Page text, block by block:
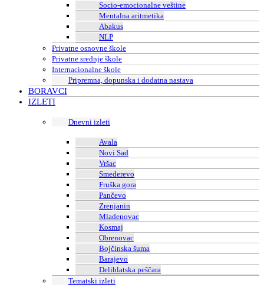
Socio-emocionalne veštine
Mentalna aritmetika
Abakus
NLP
Privatne osnovne škole
Privatne srednje škole
Internacionalne škole
Pripremna, dopunska i dodatna nastava
BORAVCI
IZLETI
Dnevni izleti
Avala
Novi Sad
Vršac
Smederevo
Fruška gora
Pančevo
Zrenjanin
Mladenovac
Kosmaj
Obrenovac
Bojčinska šuma
Barajevo
Deliblatska peščara
Tematski izleti